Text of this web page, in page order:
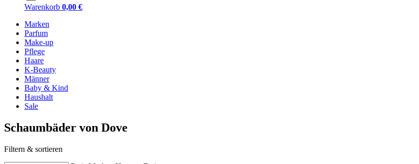
Warenkorb 0,00 €
Marken
Parfum
Make-up
Pflege
Haare
K-Beauty
Männer
Baby & Kind
Haushalt
Sale
Schaumbäder von Dove
Filtern & sortieren